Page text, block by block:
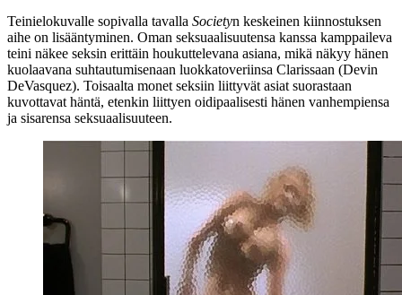
Teinielokuvalle sopivalla tavalla Societyn keskeinen kiinnostuksen
aihe on lisääntyminen. Oman seksuaalisuutensa kanssa kamppaileva
teini näkee seksin erittäin houkuttelevana asiana, mikä näkyy hänen
kuolaavana suhtautumisenaan luokkatoveriinsa Clarissaan (Devin
DeVasquez). Toisaalta monet seksiin liittyvät asiat suorastaan
kuvottavat häntä, etenkin liittyen oidipaalisesti hänen vanhempiensa
ja sisarensa seksuaalisuuteen.